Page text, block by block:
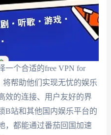
一个合适的free VPN for
帮助他们实现无忧的娱乐
效的连接、用户友好的界
B站和其他国内娱乐平台的
，都能通过番茄回国加速